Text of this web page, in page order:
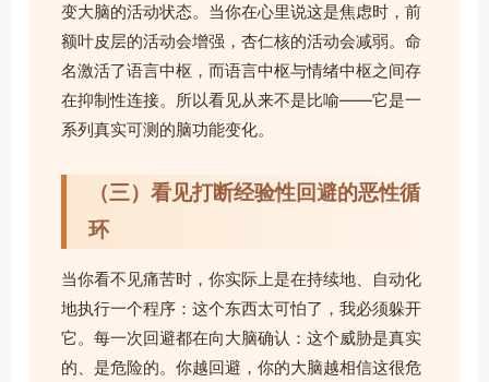
变大脑的活动状态。当你在心里说这是焦虑时，前
额叶皮层的活动会增强，杏仁核的活动会减弱。命
名激活了语言中枢，而语言中枢与情绪中枢之间存
在抑制性连接。所以看见从来不是比喻——它是一
系列真实可测的脑功能变化。
（三）看见打断经验性回避的恶性循
环
当你看不见痛苦时，你实际上是在持续地、自动化
地执行一个程序：这个东西太可怕了，我必须躲开
它。每一次回避都在向大脑确认：这个威胁是真实
的、是危险的。你越回避，你的大脑越相信这很危